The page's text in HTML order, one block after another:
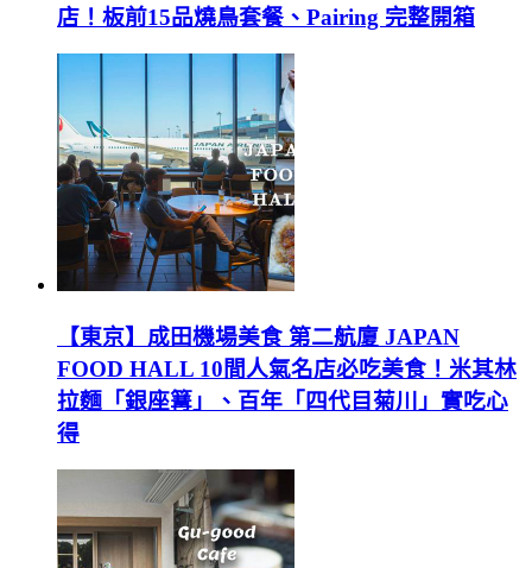
店！板前15品燒鳥套餐、Pairing 完整開箱
【東京】成田機場美食 第二航廈 JAPAN
FOOD HALL 10間人氣名店必吃美食！米其林
拉麵「銀座篝」、百年「四代目菊川」實吃心
得